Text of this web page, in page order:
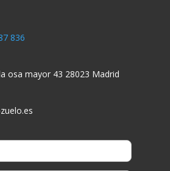
836
osa mayor 43 28023 Madrid